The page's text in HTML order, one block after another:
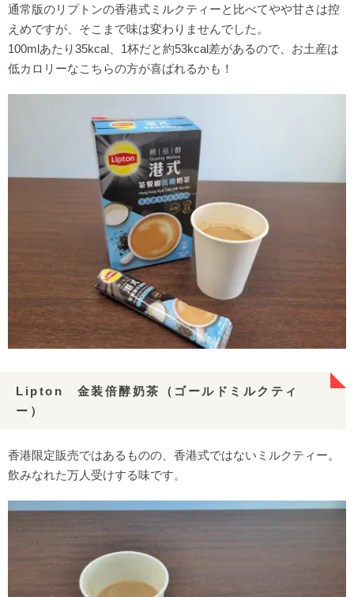
通常版のリプトンの香港式ミルクティーと比べてやや甘さは控
えめですが、そこまで味は変わりませんでした。
100mlあたり35kcal、1杯だと約53kcal差があるので、お土産は
低カロリーなこちらの方が喜ばれるかも！
Lipton 金装倍酵奶茶（ゴールドミルクティ
ー）
香港限定販売ではあるものの、香港式ではないミルクティー。
飲みなれた万人受けする味です。